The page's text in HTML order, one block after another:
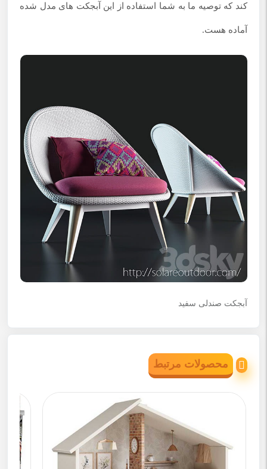
کند که توصیه ما به شما استفاده از این آبجکت های مدل شده
آماده هست.
آبجکت صندلی سفید
محصولات مرتبط